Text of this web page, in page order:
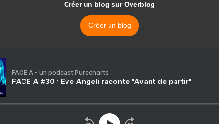
Créer un blog sur Overblog
Créer un blog
FACE A - un podcast Purecharts
FACE A #30 : Eve Angeli raconte "Avant de partir"